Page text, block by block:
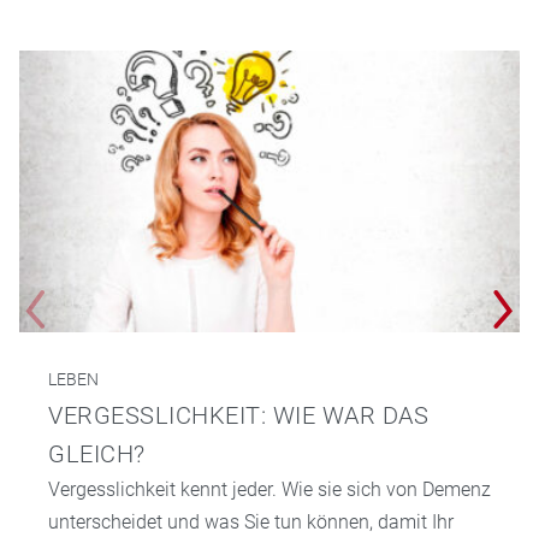
LEBEN
VERGESSLICHKEIT: WIE WAR DAS
GLEICH?
Vergesslichkeit kennt jeder. Wie sie sich von Demenz
unterscheidet und was Sie tun können, damit Ihr